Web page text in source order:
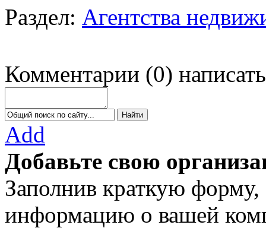
Раздел: Агентства
Комментарии (0) написать
Add
Добавьте свою
Заполнив краткую
информацию о вашей